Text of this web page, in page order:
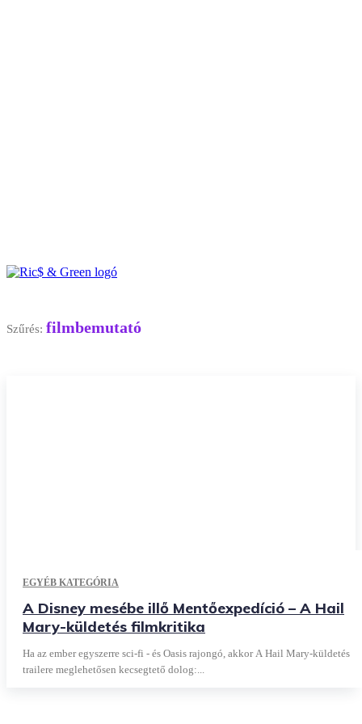
Szűrés: filmbemutató
EGYÉB KATEGÓRIA
A Disney mesébe illő Mentőexpedíció – A Hail
Mary-küldetés filmkritika
Ha az ember egyszerre sci-fi - és Oasis rajongó, akkor A Hail Mary-küldetés
trailere meglehetősen kecsegtető dolog:...